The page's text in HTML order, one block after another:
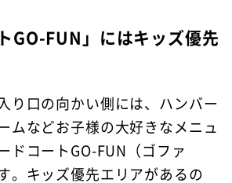
GO-FUN」にはキッズ優先
り口の向かい側には、ハンバー
ムなどお子様の大好きなメニュ
ドコートGO-FUN（ゴファ
。キッズ優先エリアがあるの